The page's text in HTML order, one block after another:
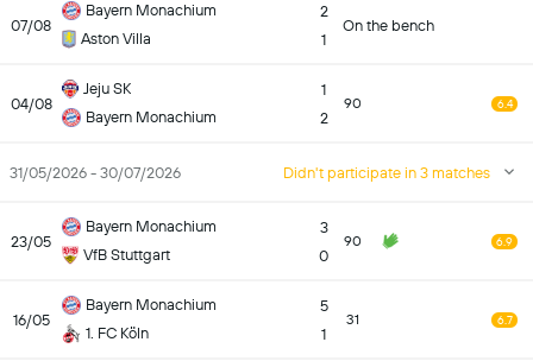
07/08
Bayern Monachium
Aston Villa
2
1
On the bench
04/08
Jeju SK
Bayern Monachium
1
2
90 6.4
31/05/2026 - 30/07/2026 Didn't participate in 3 matches
23/05
Bayern Monachium
VfB Stuttgart
3
0
90 6.9
16/05
Bayern Monachium
1. FC Köln
5
1
31 6.7